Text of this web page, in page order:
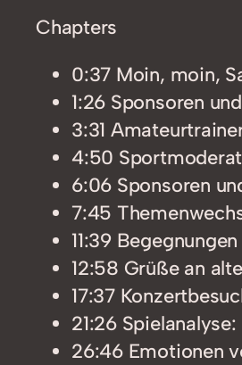
Chapters
0:37 Moin, moin,
1:26 Sponsoren
3:31
4:50
6:06 Sponsoren
7:45
11:39
12:58 Grüße an
17:37
21:26
26:46 Emotionen